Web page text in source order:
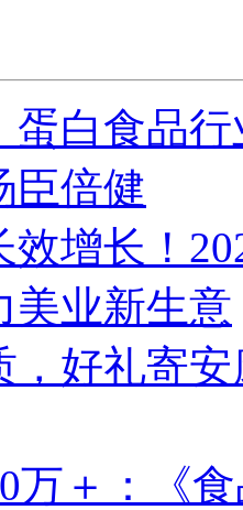
蛋白食品
臣倍健
效增长！
美业新生意
，好礼寄
万＋：《